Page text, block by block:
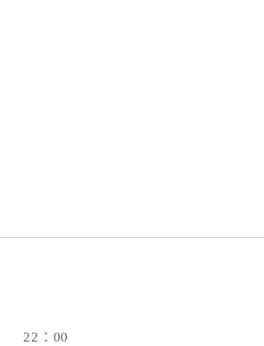
22：00